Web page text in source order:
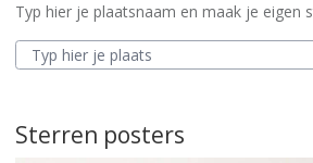
Typ hier je plaatsnaam en maak je eigen
Sterren posters